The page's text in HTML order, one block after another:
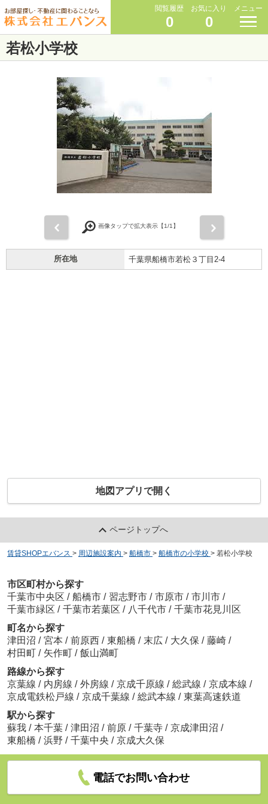
閲覧履歴
0
お気に入り
0
メニュー
若松小学校
画像タップで拡大表示【1/1】
所在地 千葉県船橋市若松３丁目2-4
地図アプリで開く
ページトップへ
賃貸SHOPエバンス > 周辺施設案内 > 船橋市 > 船橋市の小学校 > 若松小学校
市区町村から探す
千葉市中央区 / 船橋市 / 習志野市 / 市原市 / 市川市 /
千葉市緑区 / 千葉市若葉区 / 八千代市 / 千葉市花見川区
町名から探す
津田沼 / 宮本 / 前原西 / 東船橋 / 末広 / 大久保 / 藤崎 /
村田町 / 矢作町 / 飯山満町
路線から探す
京葉線 / 内房線 / 外房線 / 京成千原線 / 総武線 / 京成本線 /
京成電鉄松戸線 / 京成千葉線 / 総武本線 / 東葉高速鉄道
駅から探す
蘇我 / 本千葉 / 津田沼 / 前原 / 千葉寺 / 京成津田沼 /
東船橋 / 浜野 / 千葉中央 / 京成大久保
電話でお問い合わせ